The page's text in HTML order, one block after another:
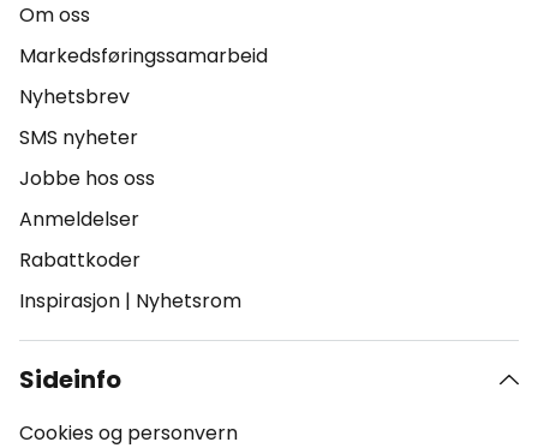
Om oss
Markedsføringssamarbeid
Nyhetsbrev
SMS nyheter
Jobbe hos oss
Anmeldelser
Rabattkoder
Inspirasjon | Nyhetsrom
Sideinfo
Cookies og personvern